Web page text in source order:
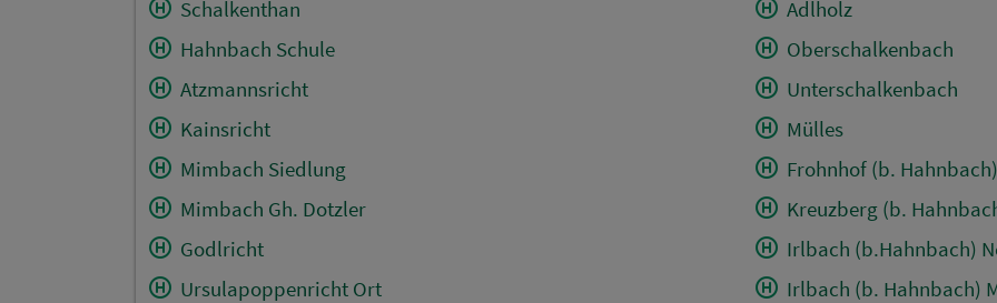
Schalkenthan
Hahnbach Schule
Atzmannsricht
Kainsricht
Mimbach Siedlung
Mimbach Gh. Dotzler
Godlricht
Ursulapoppenricht Ort
Adlholz
Oberschalkenbach
Unterschalkenbach
Mülles
Frohnhof (b. Hahnbach)
Kreuzberg (b.
Irlbach (b.Hahnbach)
Irlbach (b. Hahnbach)